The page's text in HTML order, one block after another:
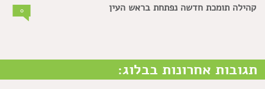
קהילה תומכת חדשה נפתחת בראש העין
תגובות אחרונות בבלוג: